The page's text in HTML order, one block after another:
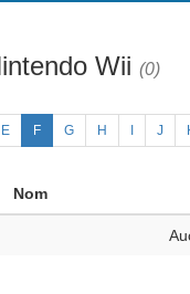
Wii (0)
E F G H J
Nom